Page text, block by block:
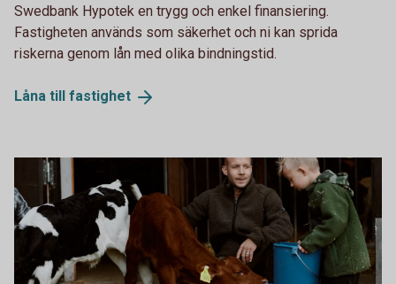
Swedbank Hypotek en trygg och enkel finansiering.
Fastigheten används som säkerhet och ni kan sprida
riskerna genom lån med olika bindningstid.
Låna till fastighet